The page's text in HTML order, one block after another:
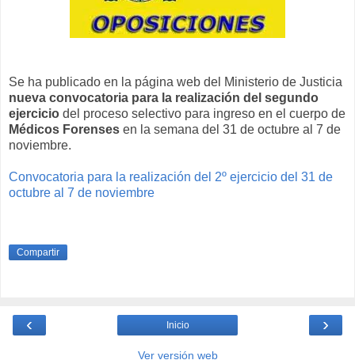
Se ha publicado en la página web del Ministerio de Justicia
nueva convocatoria para la realización del segundo
ejercicio del proceso selectivo para ingreso en el cuerpo de
Médicos Forenses en la semana del 31 de octubre al 7 de
noviembre.
Convocatoria para la realización del 2º ejercicio del 31 de
octubre al 7 de noviembre
Compartir
‹ ›
Inicio
Ver versión web